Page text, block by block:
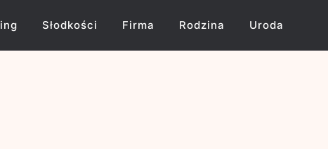
Słodkości Firma Rodzina Uroda